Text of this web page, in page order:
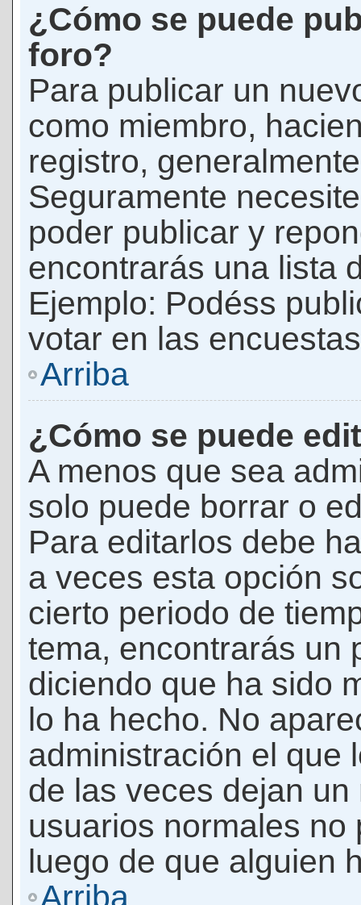
¿Cómo se puede
foro?
Para publicar un
como miembro,
registro,
Seguramente
poder publicar y
encontrarás una lista
Ejemplo: Podéss
votar en las
Arriba
¿Cómo se puede
A menos que sea
solo puede borrar o
Para editarlos debe
a veces esta opción
cierto periodo de
tema, encontrarás un
diciendo que ha sido
lo ha hecho. No
administración el que
de las veces dejan
usuarios normales
luego de que alguien
Arriba